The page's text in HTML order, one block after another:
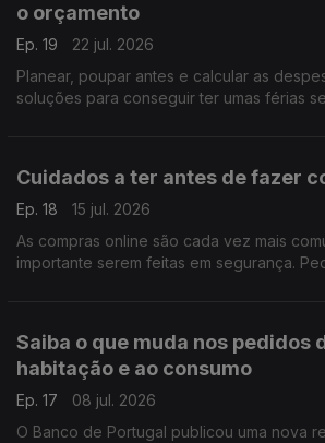
o orçamento
Ep. 19
22 jul. 2026
Planear, poupar antes e calcular as
soluções para conseguir ter umas férias
Cuidados a ter antes de fazer
Ep. 18
15 jul. 2026
As compras online são cada vez mais
importante serem feitas em segurança.
Saiba o que muda nos pedidos
habitação e ao consumo
Ep. 17
08 jul. 2026
O Banco de Portugal publicou uma nova